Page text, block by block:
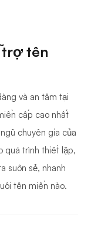
trợ tên
và an tâm tại
cấp cao nhất
chuyên gia của
quá trình thiết lập,
suôn sẻ, nhanh
tên miền nào.